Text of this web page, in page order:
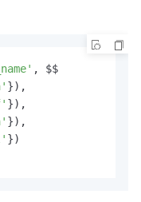
}),
}),
}),
})